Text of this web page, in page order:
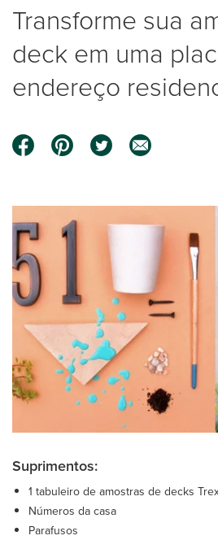
Transforme sua
deck em uma
endereço
Suprimentos:
1 tabuleiro de amostras de decks
Números da casa
Parafusos